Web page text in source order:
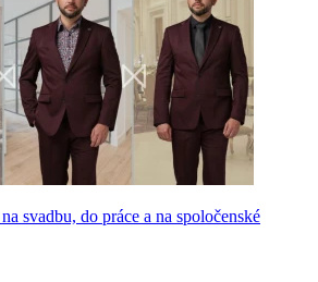
svadbu, do práce a na spoločenské